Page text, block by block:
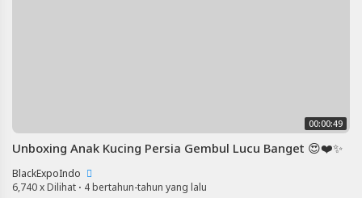
00:00:49
Unboxing Anak Kucing Persia Gembul Lucu Banget 😍❤️✨
BlackExpoIndo
6,740 x Dilihat · 4 bertahun-tahun yang lalu